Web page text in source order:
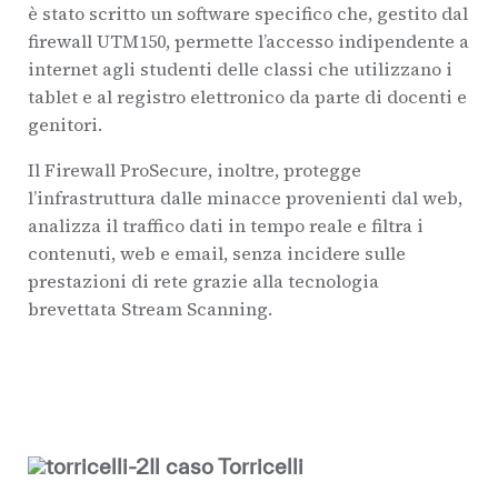
è stato scritto un software specifico che, gestito dal
firewall UTM150, permette l’accesso indipendente a
internet agli studenti delle classi che utilizzano i
tablet e al registro elettronico da parte di docenti e
genitori.
Il Firewall ProSecure, inoltre, protegge
l’infrastruttura dalle minacce provenienti dal web,
analizza il traffico dati in tempo reale e filtra i
contenuti, web e email, senza incidere sulle
prestazioni di rete grazie alla tecnologia
brevettata Stream Scanning.
Il caso Torricelli